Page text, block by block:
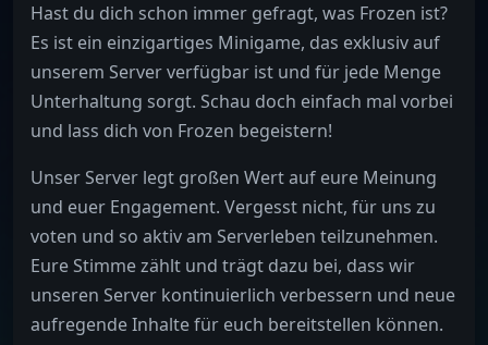
Hast du dich schon immer gefragt, was Frozen ist?
Es ist ein einzigartiges Minigame, das exklusiv auf
unserem Server verfügbar ist und für jede Menge
Unterhaltung sorgt. Schau doch einfach mal vorbei
und lass dich von Frozen begeistern!
Unser Server legt großen Wert auf eure Meinung
und euer Engagement. Vergesst nicht, für uns zu
voten und so aktiv am Serverleben teilzunehmen.
Eure Stimme zählt und trägt dazu bei, dass wir
unseren Server kontinuierlich verbessern und neue
aufregende Inhalte für euch bereitstellen können.